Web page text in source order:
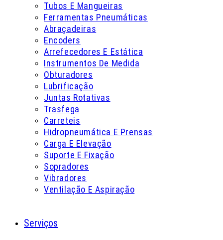
Tubos E Mangueiras
Ferramentas Pneumáticas
Abraçadeiras
Encoders
Arrefecedores E Estática
Instrumentos De Medida
Obturadores
Lubrificação
Juntas Rotativas
Trasfega
Carreteis
Hidropneumática E Prensas
Carga E Elevação
Suporte E Fixação
Sopradores
Vibradores
Ventilação E Aspiração
Serviços